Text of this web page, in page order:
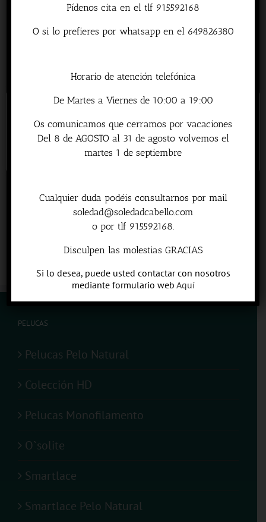
PELUCAS
Pelucas Pelo Natural
Colección HD
Pelucas Monofilamento
O`solite
Smartlace
Smartlace Pelo Natural
Asumiremos que estás de acuerdo con esto, pero puedes optar
por no participar si lo deseas.
Aceptar
Pídenos cita en el tlf 915592168
O si lo prefieres por whatsapp en el 649826380
Horario de atención telefónica
De Martes a Viernes de 10:00 a 19:00
Os comunicamos que cerramos por vacaciones
Del 8 de AGOSTO al 31 de agosto volvemos el
martes 1 de septiembre
Cualquier duda podéis consultarnos por mail
soledad@soledadcabello.com
o por tlf 915592168.
Disculpen las molestias GRACIAS
Si lo desea, puede usted contactar con nosotros
mediante formulario web Aquí